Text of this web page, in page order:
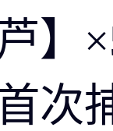
】
次